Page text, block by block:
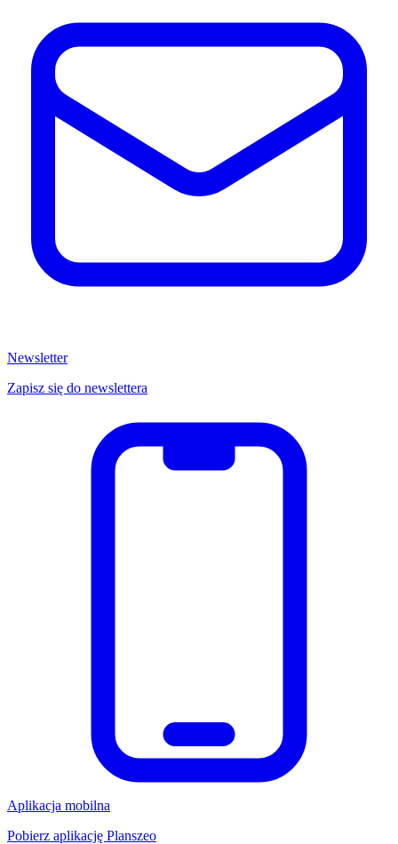
Newsletter
Zapisz się do newslettera
Aplikacja mobilna
Pobierz aplikację Planszeo